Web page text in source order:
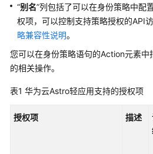
如
何
用
API（IAM
Token）
API
“别名”列包括了可以在身份策略中配
权项，可以控制支持策略授权的API
略兼容性说明。
您可以在身份策略语句的Action元素
的相关操作。
表1 华为云Astro轻应用支持的授权项
授权项 描述